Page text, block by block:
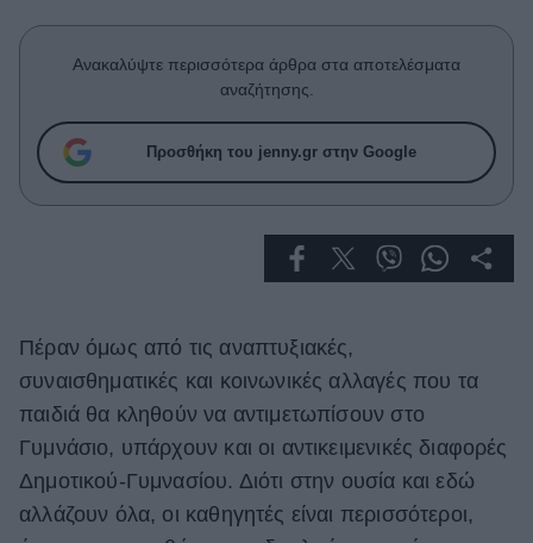
Πρόσωπα
Συνεντεύξεις
Who
True Stories
Living
Deco
Cooking
Green
Ανακαλύψτε περισσότερα άρθρα στα αποτελέσματα
αναζήτησης.
Προσθήκη του jenny.gr στην Google
Πέραν όμως από τις αναπτυξιακές,
συναισθηματικές και κοινωνικές αλλαγές που τα
παιδιά θα κληθούν να αντιμετωπίσουν στο
Γυμνάσιο, υπάρ­χουν και οι αντικειμενικές διαφορές
Δημοτικού-Γυμνασίου. Διότι στην ουσία και εδώ
αλλάζουν όλα, οι καθηγητές είναι περισσότεροι,